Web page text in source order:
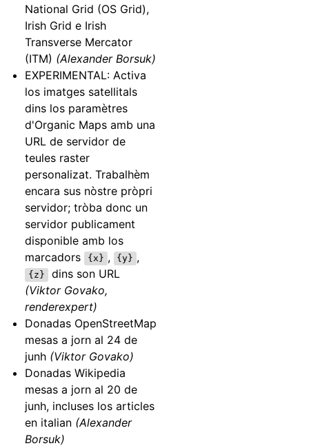
National Grid (OS Grid),
Irish Grid e Irish
Transverse Mercator
(ITM) (Alexander Borsuk)
EXPERIMENTAL: Activa
los imatges satellitals
dins los paramètres
d'Organic Maps amb una
URL de servidor de
teules raster
personalizat. Trabalhèm
encara sus nòstre pròpri
servidor; tròba donc un
servidor publicament
disponible amb los
marcadors
{x} , {y} ,
{z}
dins son URL
(Viktor Govako,
renderexpert)
Donadas OpenStreetMap
mesas a jorn al 24 de
junh (Viktor Govako)
Donadas Wikipedia
mesas a jorn al 20 de
junh, incluses los articles
en italian (Alexander
Borsuk)